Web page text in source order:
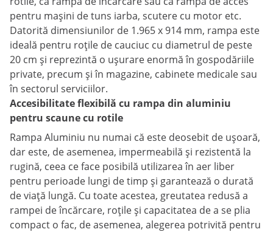
pentru mașini de tuns iarba, scutere cu motor etc.
Datorită dimensiunilor de 1.965 x 914 mm, rampa este
ideală pentru roțile de cauciuc cu diametrul de peste
20 cm și reprezintă o ușurare enormă în gospodăriile
private, precum și în magazine, cabinete medicale sau
în sectorul serviciilor.
Accesibilitate flexibilă cu rampa din aluminiu
pentru scaune cu rotile
Rampa Aluminiu nu numai că este deosebit de ușoară,
dar este, de asemenea, impermeabilă și rezistentă la
rugină, ceea ce face posibilă utilizarea în aer liber
pentru perioade lungi de timp și garantează o durată
de viață lungă. Cu toate acestea, greutatea redusă a
rampei de încărcare, roțile și capacitatea de a se plia
compact o fac, de asemenea, alegerea potrivită pentru